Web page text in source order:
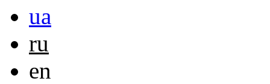
ua
ru
en